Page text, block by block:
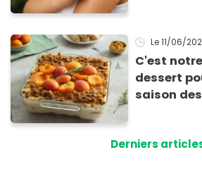
Le 11/06/
C'est
dessert
saison
Derniers